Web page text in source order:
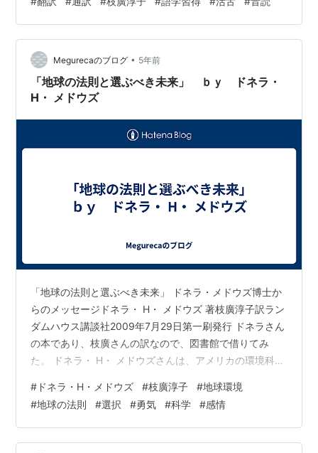
なく、伝えるというのが重要。読みやすく魅力的な日本
語にする、かつ正確であること。 最初は直訳調だし、精
度もないかもしれない。 それは読解力を高めることによ
って、まず直訳でも正確なものに変える。 直訳で正確な
ことができるようになったら、次は表現力、誠実さ、自
己チェック力を磨いて…
Megurecaのブログ • 5年前
「地球の法則と選ぶべき未来」 ｂｙ ドネラ・
H・ メドウズ
「地球の法則と選ぶべき未来」 ドネラ・メドウズ博士か
らのメッセージドネラ・ H・ メドウズ 著枝廣淳子訳ラン
ダムハウス講談社2009年7月29日第一刷発行 ドネラさん
の本であり、枝廣さんの訳なので、図書館で借りてみ
た。 ドネラ・ H・ メドウズさんは、アメリカの環境科学
コンピュータモデルを使って社会、環境、エネルギー、
農業などのシステムを研究した方。枝廣さんの訳本に、
「世界はシステムで動く」がある。2002年に亡く亡くな
られているのだが、枝廣さんが、彼女のメッセージを伝
# ドネラ・H・メドウズ #枝廣淳子 #地球環境
#地球の法則 #選択 #勇気 #科学 #感情